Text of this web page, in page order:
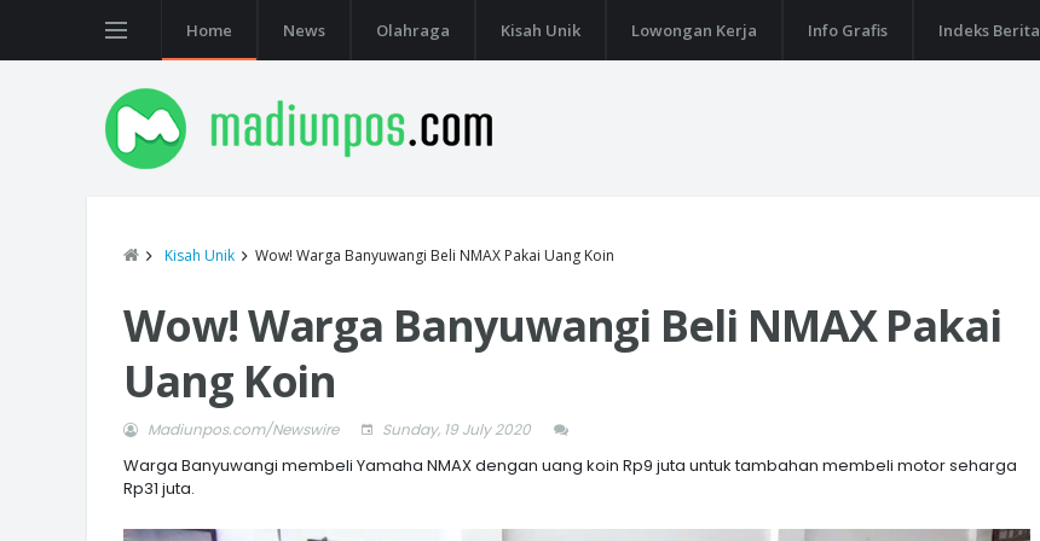
Home News Olahraga Kisah Unik Lowongan Kerja Info Grafis Indeks Berita
Kisah Unik Wow! Warga Banyuwangi Beli NMAX Pakai Uang Koin
Wow! Warga Banyuwangi Beli NMAX Pakai
Uang Koin
Madiunpos.com/Newswire Sunday, 19 July 2020
Warga Banyuwangi membeli Yamaha NMAX dengan uang koin Rp9 juta untuk tambahan membeli motor seharga
Rp31 juta.